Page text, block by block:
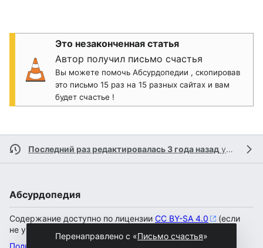
Это незаконченная статья
Автор получил письмо счастья
Вы можете помочь Абсурдопедии , скопировав
это письмо 15 раз на 15 разных сайтах и вам
будет счастье !
Последний раз редактировалась 3 года назад участником
Абсурдопедия
Содержание доступно по лицензии CC BY-SA 4.0
(если
не указано иное).
Политика конфиденциальности
Перенаправлено с «Письмо счастья»